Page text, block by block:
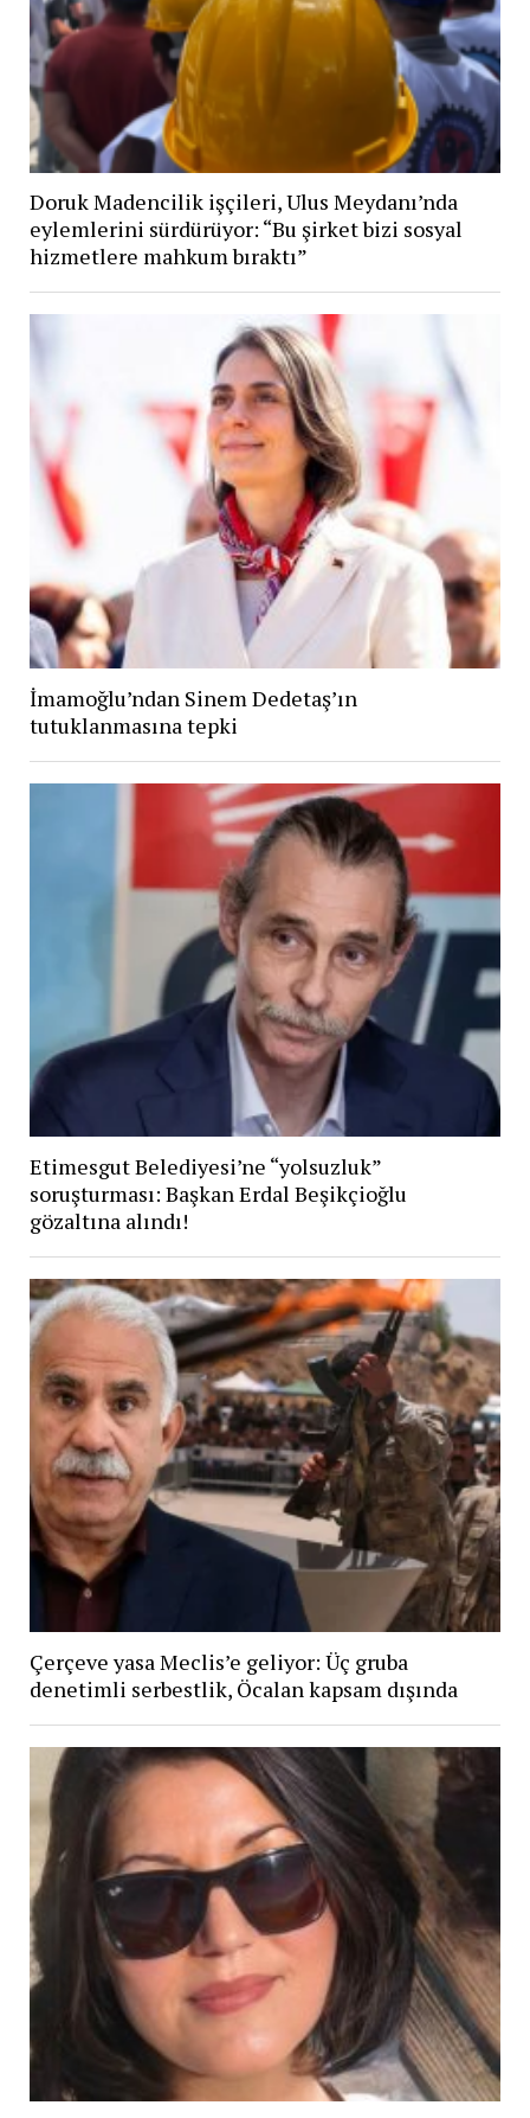
Doruk Madencilik işçileri, Ulus Meydanı’nda
eylemlerini sürdürüyor: “Bu şirket bizi sosyal
hizmetlere mahkum bıraktı”
İmamoğlu’ndan Sinem Dedetaş’ın
tutuklanmasına tepki
Etimesgut Belediyesi’ne “yolsuzluk”
soruşturması: Başkan Erdal Beşikçioğlu
gözaltına alındı!
Çerçeve yasa Meclis’e geliyor: Üç gruba
denetimli serbestlik, Öcalan kapsam dışında